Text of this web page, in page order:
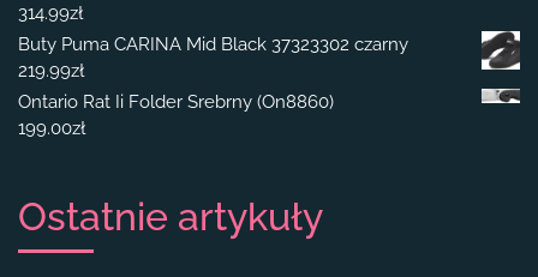
314.99zł
Buty Puma CARINA Mid Black 37323302 czarny
219.99zł
Ontario Rat Ii Folder Srebrny (On8860)
199.00zł
Ostatnie artykuły